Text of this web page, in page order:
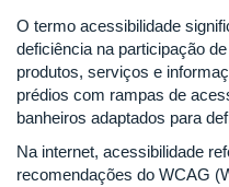
O termo acessibilidade
deficiência na participação
produtos, serviços e
prédios com rampas de
banheiros adaptados para
Na internet, acessibilidade
recomendações do WCAG